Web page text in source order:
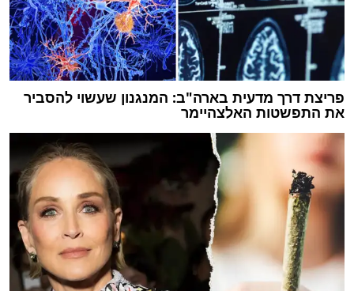
פריצת דרך מדעית בארה"ב: המנגנון שעשוי להסביר
את התפשטות האלצהיימר